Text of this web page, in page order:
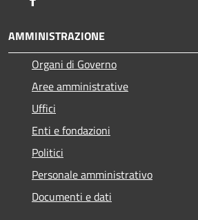
AMMINISTRAZIONE
Organi di Governo
Aree amministrative
Uffici
Enti e fondazioni
Politici
Personale amministrativo
Documenti e dati